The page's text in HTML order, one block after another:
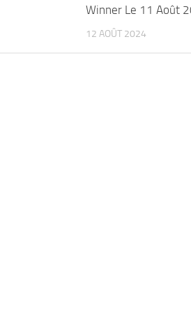
Winner Le 11 Août
12 AOÛT 2024